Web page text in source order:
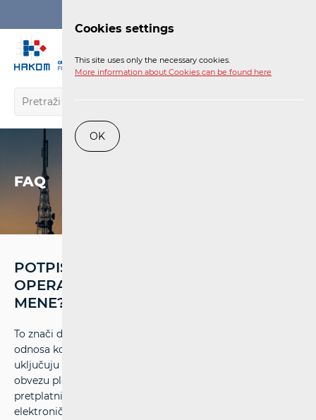
FAQ
POTPISAO SAM UGOVOR S
OPERATOROM. ŠTO TO ZNAČI ZA
MENE?
To znači da ste prihvatili prava i obveze iz pretplatničkog
odnosa koji su uređeni tim ugovorom, a koji svakako
uključuju Vaše pravo korištenja ugovorenih usluga te
obvezu plaćanja istih. Napominjemo kako svaki
pretplatnički ugovor mora biti u skladu sa Zakonom o
elektroničkim komunikacijama i podzakonskim
Cookies settings
This site uses only the necessary cookies.
More information about Cookies can be found here
OK